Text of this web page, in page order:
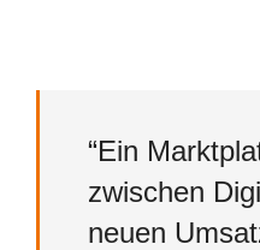
“Ein
zwischen
neuen